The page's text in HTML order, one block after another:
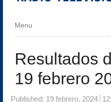
Menu
Menu
Resultados
19 febrero
Published: 19 febrero, 2024